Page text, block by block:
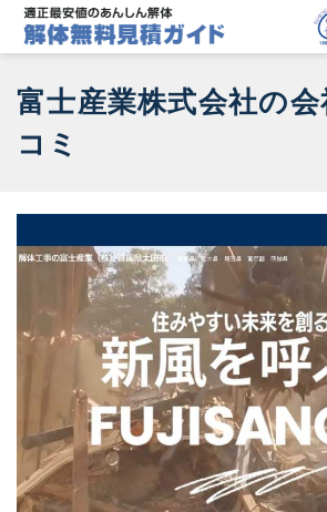
富士産業株式会社の会
コミ